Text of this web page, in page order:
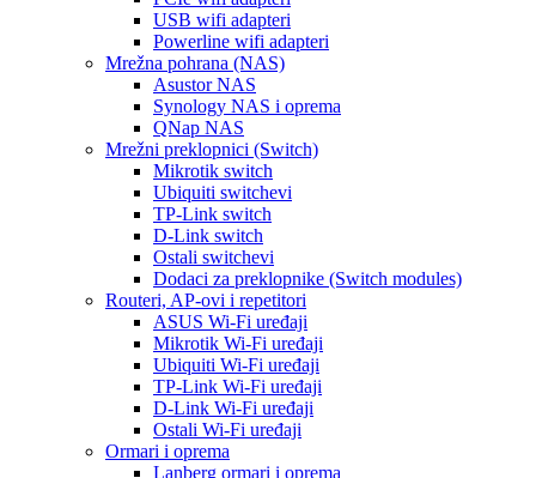
USB wifi adapteri
Powerline wifi adapteri
Mrežna pohrana (NAS)
Asustor NAS
Synology NAS i oprema
QNap NAS
Mrežni preklopnici (Switch)
Mikrotik switch
Ubiquiti switchevi
TP-Link switch
D-Link switch
Ostali switchevi
Dodaci za preklopnike (Switch modules)
Routeri, AP-ovi i repetitori
ASUS Wi-Fi uređaji
Mikrotik Wi-Fi uređaji
Ubiquiti Wi-Fi uređaji
TP-Link Wi-Fi uređaji
D-Link Wi-Fi uređaji
Ostali Wi-Fi uređaji
Ormari i oprema
Lanberg ormari i oprema